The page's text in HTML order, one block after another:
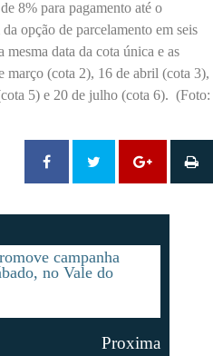
8% para pagamento até o
opção de parcelamento em seis
data da cota única e as
março (cota 2), 16 de abril (cota 3),
5) e 20 de julho (cota 6). (Foto:
campanha
no Vale do
Proxima